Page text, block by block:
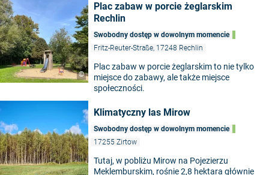
©
Plac zabaw w porcie żeglarskim
Rechlin
Swobodny dostęp w dowolnym momencie
Fritz-Reuter-Straße, 17248 Rechlin
Plac zabaw w porcie żeglarskim to nie tylko
miejsce do zabawy, ale także miejsce
społeczności.
Klimatyczny las Mirow
Swobodny dostęp w dowolnym momencie
17255 Zirtow
Tutaj, w pobliżu Mirow na Pojezierzu
Meklemburskim, rośnie 2,8 hektara głównie